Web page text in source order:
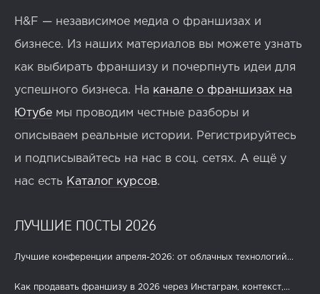
H&F — независимое медиа о франшизах и
бизнесе. Из наших материалов вы можете узнать
как выбирать франшизу и почерпнуть идеи для
успешного бизнеса. На канале о франшизах на
Ютубе мы проводим честные разборы и
описываем реальные истории. Регистрируйтесь
и подписывайтесь на нас в соц. сетях. А ещё у
нас есть Каталог курсов.
ЛУЧШИЕ ПОСТЫ 2026
Лучшие конференции апреля-2026: от облачных технологий...
Как продавать франшизу в 2026 через Инстаграм, контекст,...